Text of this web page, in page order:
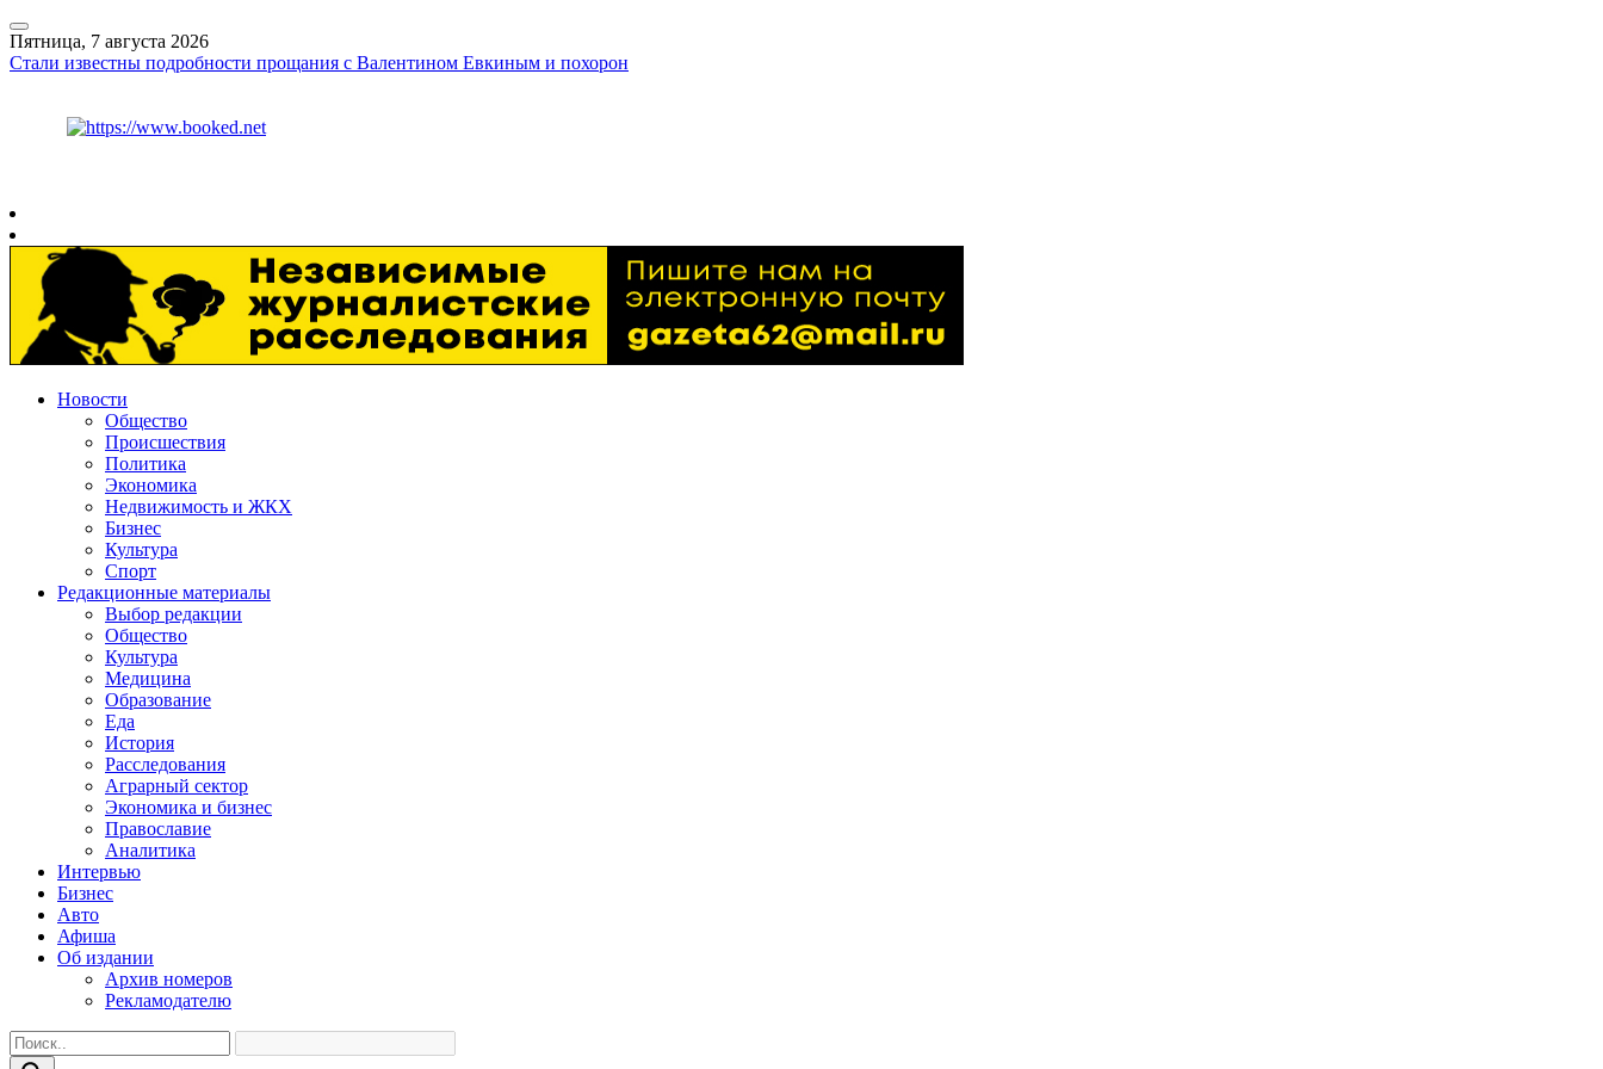
Пятница, 7 августа 2026
Стали известны подробности прощания с Валентином Евкиным и похорон
Новости
Общество
Происшествия
Политика
Экономика
Недвижимость и ЖКХ
Бизнес
Культура
Спорт
Редакционные материалы
Выбор редакции
Общество
Культура
Медицина
Образование
Еда
История
Расследования
Аграрный сектор
Экономика и бизнес
Православие
Аналитика
Интервью
Бизнес
Авто
Афиша
Об издании
Архив номеров
Рекламодателю